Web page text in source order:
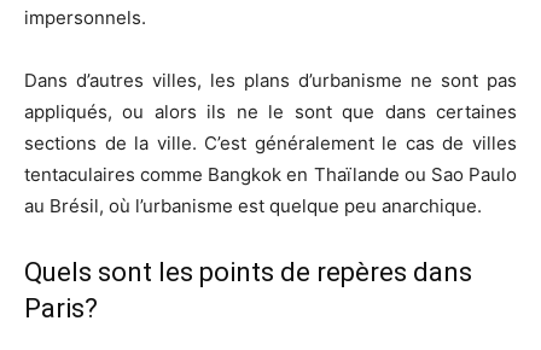
impersonnels.
Dans d’autres villes, les plans d’urbanisme ne sont pas
appliqués, ou alors ils ne le sont que dans certaines
sections de la ville. C’est généralement le cas de villes
tentaculaires comme Bangkok en Thaïlande ou Sao Paulo
au Brésil, où l’urbanisme est quelque peu anarchique.
Quels sont les points de repères dans
Paris?